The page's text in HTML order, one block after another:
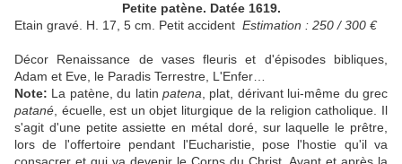
Petite patène. Datée 1619.
Etain gravé. H. 17, 5 cm. Petit accident Estimation : 250 / 300 €
Décor Renaissance de vases fleuris et d'épisodes bibliques,
Adam et Eve, le Paradis Terrestre, L'Enfer…
Note: La patène, du latinpatena , plat, dérivant lui-même du grec
patané , écuelle, est un objet liturgique de la religion catholique. Il
s'agit d'une petite assiette en métal doré, sur laquelle le prêtre,
lors de l'offertoire pendant l'Eucharistie, pose l'hostie qu'il va